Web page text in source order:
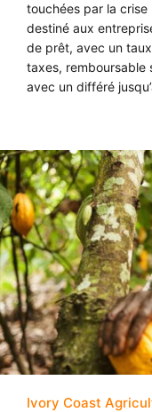
touchées par la crise
destiné aux
de prêt, avec un
taxes, remboursable
avec un différé
Ivory Coast